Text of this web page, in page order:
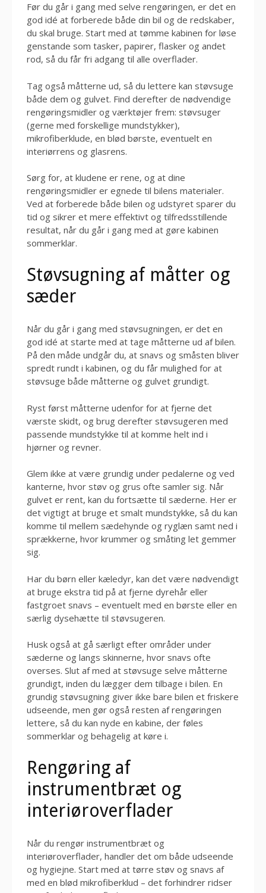
Før du går i gang med selve rengøringen, er det en
god idé at forberede både din bil og de redskaber,
du skal bruge. Start med at tømme kabinen for løse
genstande som tasker, papirer, flasker og andet
rod, så du får fri adgang til alle overflader.
Tag også måtterne ud, så du lettere kan støvsuge
både dem og gulvet. Find derefter de nødvendige
rengøringsmidler og værktøjer frem: støvsuger
(gerne med forskellige mundstykker),
mikrofiberklude, en blød børste, eventuelt en
interiørrens og glasrens.
Sørg for, at kludene er rene, og at dine
rengøringsmidler er egnede til bilens materialer.
Ved at forberede både bilen og udstyret sparer du
tid og sikrer et mere effektivt og tilfredsstillende
resultat, når du går i gang med at gøre kabinen
sommerklar.
Støvsugning af måtter og
sæder
Når du går i gang med støvsugningen, er det en
god idé at starte med at tage måtterne ud af bilen.
På den måde undgår du, at snavs og småsten bliver
spredt rundt i kabinen, og du får mulighed for at
støvsuge både måtterne og gulvet grundigt.
Ryst først måtterne udenfor for at fjerne det
værste skidt, og brug derefter støvsugeren med
passende mundstykke til at komme helt ind i
hjørner og revner.
Glem ikke at være grundig under pedalerne og ved
kanterne, hvor støv og grus ofte samler sig. Når
gulvet er rent, kan du fortsætte til sæderne. Her er
det vigtigt at bruge et smalt mundstykke, så du kan
komme til mellem sædehynde og ryglæn samt ned i
sprækkerne, hvor krummer og småting let gemmer
sig.
Har du børn eller kæledyr, kan det være nødvendigt
at bruge ekstra tid på at fjerne dyrehår eller
fastgroet snavs – eventuelt med en børste eller en
særlig dysehætte til støvsugeren.
Husk også at gå særligt efter områder under
sæderne og langs skinnerne, hvor snavs ofte
overses. Slut af med at støvsuge selve måtterne
grundigt, inden du lægger dem tilbage i bilen. En
grundig støvsugning giver ikke bare bilen et friskere
udseende, men gør også resten af rengøringen
lettere, så du kan nyde en kabine, der føles
sommerklar og behagelig at køre i.
Rengøring af
instrumentbræt og
interiøroverflader
Når du rengør instrumentbræt og
interiøroverflader, handler det om både udseende
og hygiejne. Start med at tørre støv og snavs af
med en blød mikrofiberklud – det forhindrer ridser